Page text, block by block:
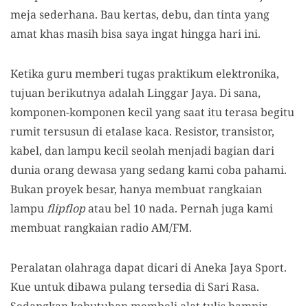
meja sederhana. Bau kertas, debu, dan tinta yang
amat khas masih bisa saya ingat hingga hari ini.
Ketika guru memberi tugas praktikum elektronika,
tujuan berikutnya adalah Linggar Jaya. Di sana,
komponen-komponen kecil yang saat itu terasa begitu
rumit tersusun di etalase kaca. Resistor, transistor,
kabel, dan lampu kecil seolah menjadi bagian dari
dunia orang dewasa yang sedang kami coba pahami.
Bukan proyek besar, hanya membuat rangkaian
lampuflipflopatau bel 10 nada. Pernah juga kami
membuat rangkaian radio AM/FM.
Peralatan olahraga dapat dicari di Aneka Jaya Sport.
Kue untuk dibawa pulang tersedia di Sari Rasa.